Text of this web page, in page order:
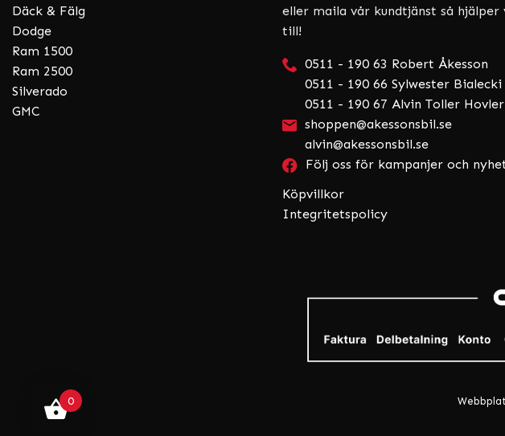
Däck & Fälg
Dodge
Ram 1500
Ram 2500
Silverado
GMC
eller maila vår kundtjänst så hjälper
till!
0511 - 190 63 Robert Åkesson
0511 - 190 66 Sylwester Bialecki
0511 - 190 67 Alvin Toller Hovler
shoppen@akessonsbil.se
alvin@akessonsbil.se
Följ oss för kampanjer och
Köpvillkor
Integritetspolicy
0